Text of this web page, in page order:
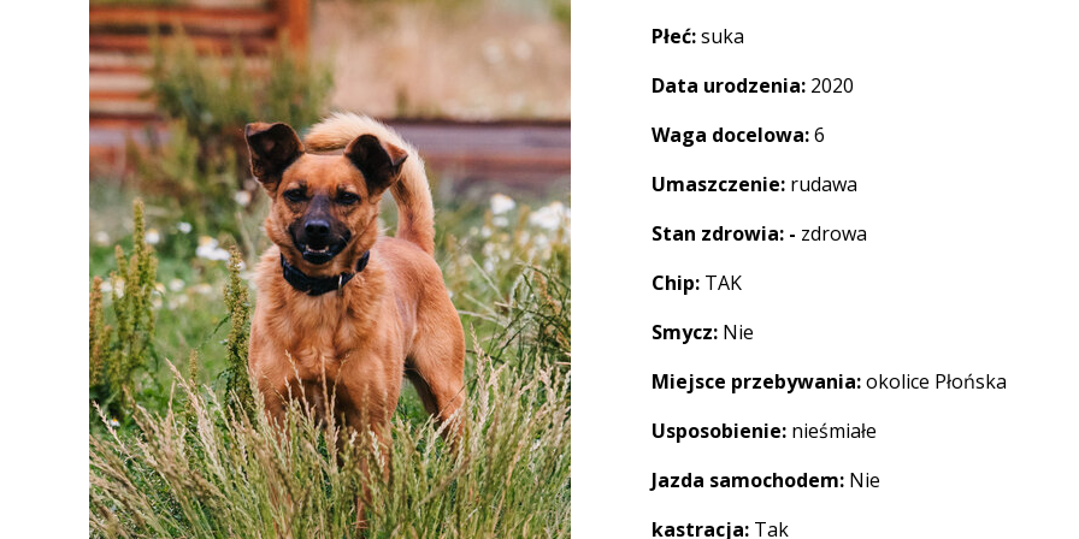
Płeć:suka
Data urodzenia: 2020
Waga docelowa:6
Umaszczenie: rudawa
Stan zdrowia: - zdrowa
Chip: TAK
Smycz: Nie
Miejsce przebywania:okolice Płońska
Usposobienie: nieśmiałe
Jazda samochodem: Nie
kastracja: Tak